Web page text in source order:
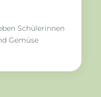
Schülerinnen
Gemüse